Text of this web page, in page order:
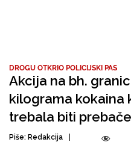
DROGU OTKRIO POLICIJSKI PAS
Akcija na bh.
kilograma kokaina
trebala biti
Piše: Redakcija